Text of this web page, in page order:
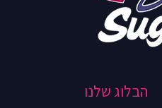
הבלוג שלנו